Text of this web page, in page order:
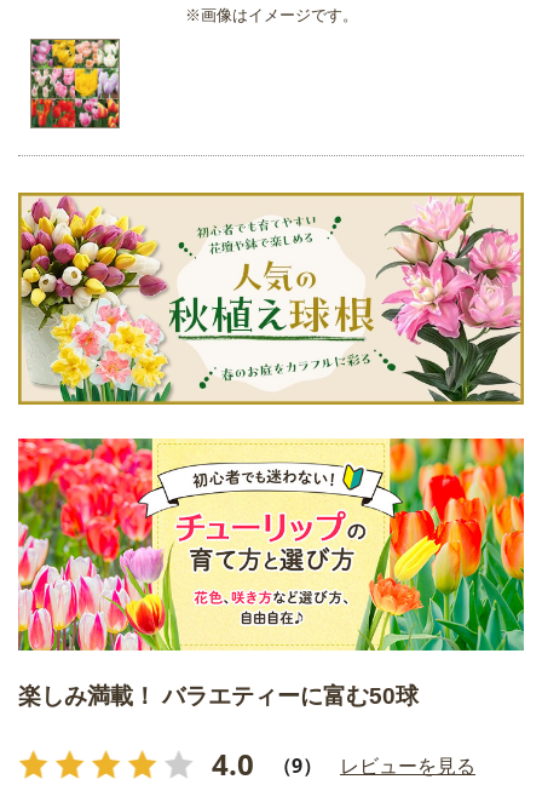
※画像はイメージです。
楽しみ満載！ バラエティーに富む50球
4.0 （9） レビューを見る